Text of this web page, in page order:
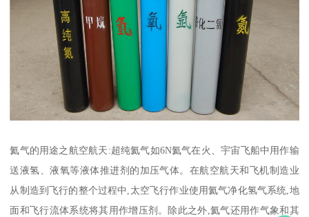
氦气的用途之航空航天:超纯氦气如6N氦气在火、宇宙飞船中用作输
送液氢、液氧等液体推进剂的加压气体。在航空航天和飞机制造业
从制造到飞行的整个过程中,太空飞行作业使用氦气净化氢气系统,地
面和飞行流体系统将其用作增压剂。除此之外,氦气还用作气象和其